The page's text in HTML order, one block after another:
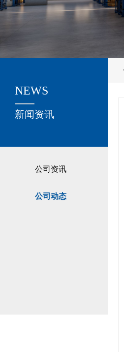
公司资讯
公司动态
关于我们
新闻资讯
NEWS